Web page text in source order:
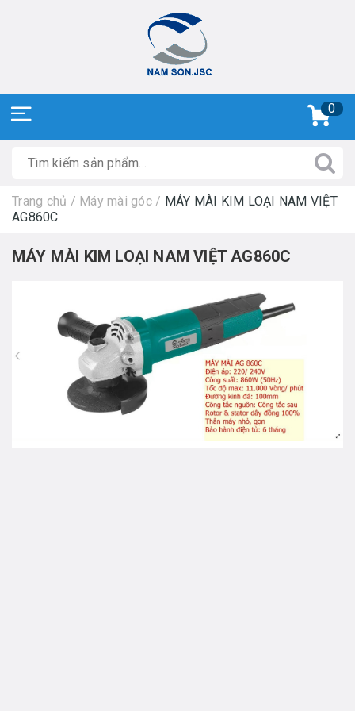
0
Trang chủ / Máy mài góc / MÁY MÀI KIM LOẠI NAM VIỆT
AG860C
MÁY MÀI KIM LOẠI NAM VIỆT AG860C